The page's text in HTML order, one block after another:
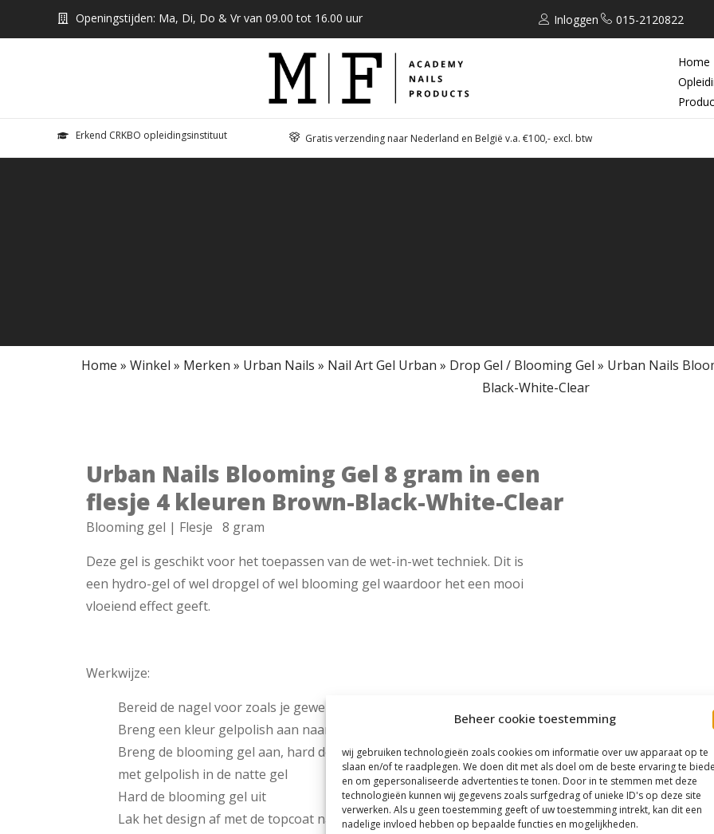
Beheer cookie toestemming
wij gebruiken technologieën zoals cookies om informatie over uw apparaat op te
slaan en/of te raadplegen. We doen dit met als doel om de beste ervaring te
en om gepersonaliseerde advertenties te tonen. Door in te stemmen met deze
technologieën kunnen wij gegevens zoals surfgedrag of unieke ID's op deze site
verwerken. Als u geen toestemming geeft of uw toestemming intrekt, kan dit een
nadelige invloed hebben op bepaalde functies en mogelijkheden.
Openingstijden: Ma, Di, Do & Vr van 09.00 tot 16.00 uur Inloggen 015-2120822
Home
Erkend CRKBO opleidingsinstituut Gratis verzending naar Nederland en België v.a. €100,- excl. btw
Home » Winkel » Merken » Urban Nails » Nail Art Gel Urban » Drop Gel / Blooming Gel » Urban Nails
Black-White-Clear
Urban Nails Blooming Gel 8 gram in een
flesje 4 kleuren Brown-Black-White-Clear
Blooming gel | Flesje 8 gram
Deze gel is geschikt voor het toepassen van de wet-in-wet techniek. Dit is
een hydro-gel of wel dropgel of wel blooming gel waardoor het een mooi
vloeiend effect geeft.
Werkwijze:
Bereid de nagel voor zoals je gewend bent
Breng een kleur gelpolish aan naar wens en hard deze uit
Breng de blooming gel aan, hard deze niet uit en maak en design
met gelpolish in de natte gel
Hard de blooming gel uit
Lak het design af met de topcoat naar wens zoals de next topgel.